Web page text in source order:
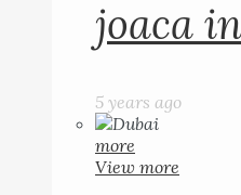
joaca
5 years ago
more
View more